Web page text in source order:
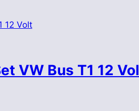
VW Bus T1 12